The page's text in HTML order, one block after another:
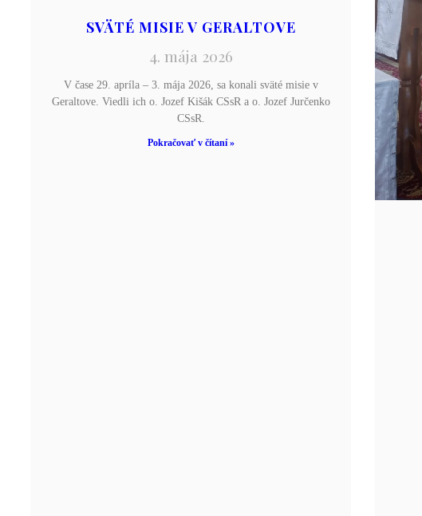
SVÄTÉ MISIE V GERALTOVE
4. mája 2026
V čase 29. apríla – 3. mája 2026, sa konali sväté misie v
Geraltove. Viedli ich o. Jozef Kišák CSsR a o. Jozef Jurčenko
CSsR.
Pokračovať v čítaní »